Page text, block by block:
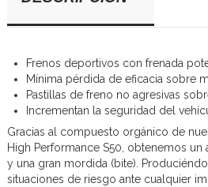
Frenos deportivos con frenada
Mínima pérdida de eficacia sobre
Pastillas de freno no agresivas
Incrementan la seguridad del
Gracias al compuesto orgánico de
High Performance S50, obtenemos
y una gran mordida (bite).
situaciones de riesgo ante cualquier